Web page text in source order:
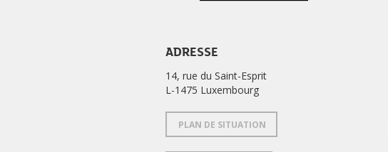
ADRESSE
14, rue du Saint-Esprit
L-1475 Luxembourg
PLAN DE SITUATION